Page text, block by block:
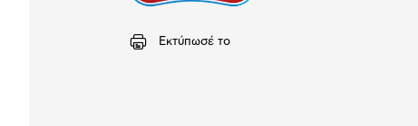
Εκτύπωσέ το